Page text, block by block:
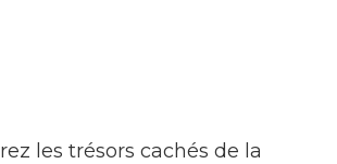
les trésors cachés de la